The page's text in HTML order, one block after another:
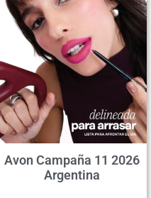
Avon Campaña 11 2026
Argentina